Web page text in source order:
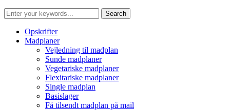
Opskrifter
Madplaner
Vejledning til madplan
Sunde madplaner
Vegetariske madplaner
Flexitariske madplaner
Single madplan
Basislager
Få tilsendt madplan på mail